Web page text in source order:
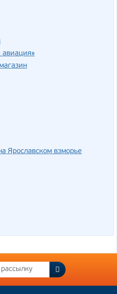
авиация»
Ярославском взморье